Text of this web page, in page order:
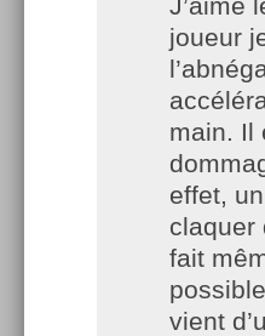
joueur
main. Il
effet,
claquer
fait
vient